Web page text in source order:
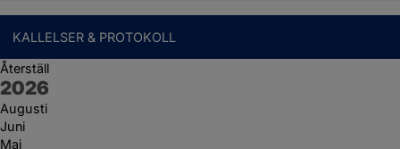
KALLELSER & PROTOKOLL
Återställ
År:
2026
Augusti
Juni
Maj